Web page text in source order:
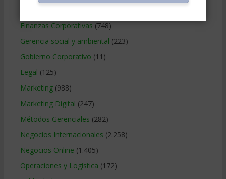
Finanzas Corporativas (748)
Gerencia social y ambiental (223)
Gobierno Corporativo (11)
Legal (125)
Marketing(988)
Marketing Digital (247)
Métodos Gerenciales (282)
Negocios Internacionales (2.258)
Negocios Online (1.405)
Operaciones y Logística (172)